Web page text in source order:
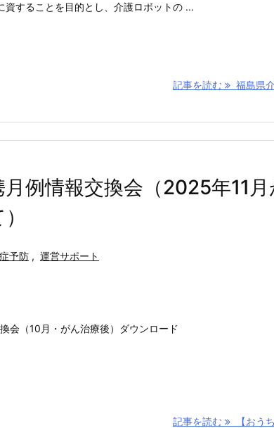
資することを目的とし、介護ロボットの ...
記事を読む 福島県
月例情報交換会（2025年11
予防 , 運営サポート
会（10月・がん治療後）ダウンロード
記事を読む 【おう